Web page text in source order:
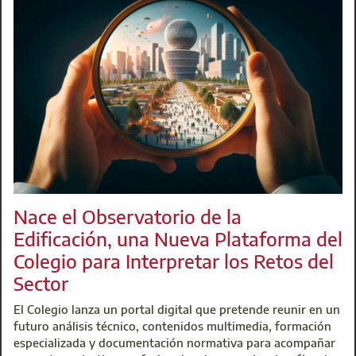
Ya se encuentra plenamente operativo el Observatorio
formación y recursos sobre los principales retos del
como sostenibilidad, digitalización e industrialización.
de la Edificación. ¡Visítalo ya!
Nace el Observatorio de la
Edificación, una Nueva Plataforma del
Colegio para Interpretar los Retos del
Sector
El Colegio lanza un portal digital que pretende reunir en un
futuro análisis técnico, contenidos multimedia, formación
especializada y documentación normativa para acompañar